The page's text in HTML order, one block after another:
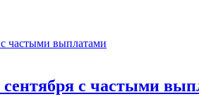
сентября с частыми